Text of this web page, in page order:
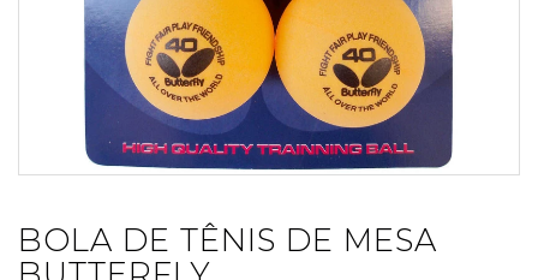
BOLA DE TÊNIS DE MESA